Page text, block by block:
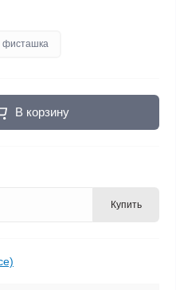
фисташка
В корзину
Купить